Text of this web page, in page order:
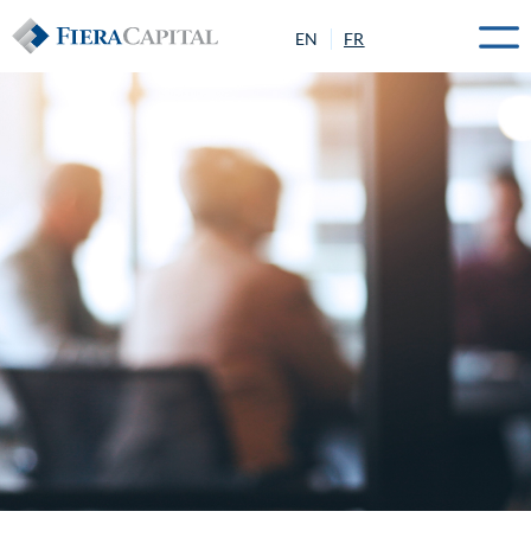
EN FR